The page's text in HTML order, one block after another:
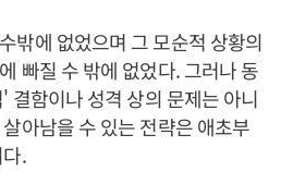
밖에 없었으며 그 모순적 상황의
빠질 수 밖에 없었다. 그러나 동
결함이나 성격 상의 문제는 아니
아남을 수 있는 전략은 애초부
.